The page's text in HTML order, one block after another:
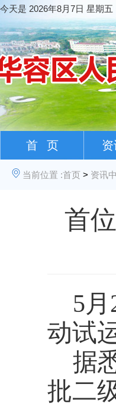
今天是 2026年8月7日 星期五
首 页
当前位置 :首页 > 资讯
首
5
动试
据
批二